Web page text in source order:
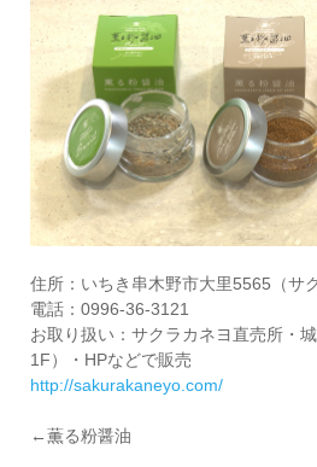
住所：いちき串木野市大里5565（サ
電話：0996-36-3121
お取り扱い：サクラカネヨ直売所・
1F）・HPなどで販売
http://sakurakaneyo.com/
←薫る粉醤油